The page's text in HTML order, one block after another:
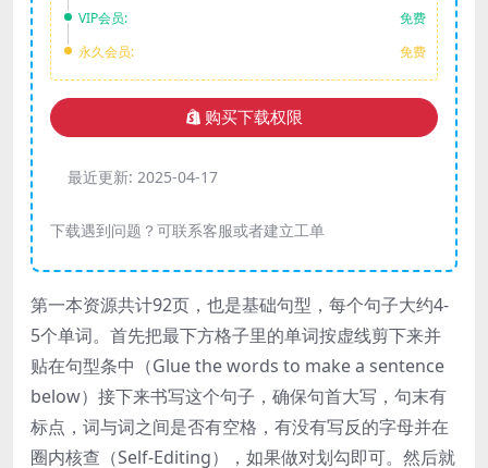
VIP会员:
免费
永久会员:
免费
购买下载权限
最近更新: 2025-04-17
下载遇到问题？可联系客服或者建立工单
第一本资源共计92页，也是基础句型，每个句子大约4-
5个单词。首先把最下方格子里的单词按虚线剪下来并
贴在句型条中（Glue the words to make a sentence
below）接下来书写这个句子，确保句首大写，句末有
标点，词与词之间是否有空格，有没有写反的字母并在
圈内核查（Self-Editing），如果做对划勾即可。然后就